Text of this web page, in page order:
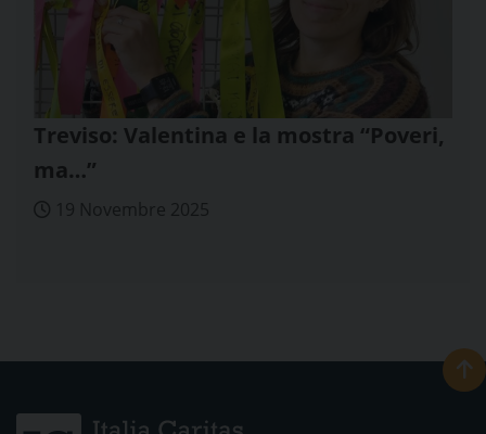
Treviso: Valentina e la mostra “Poveri,
ma…”
19 Novembre 2025